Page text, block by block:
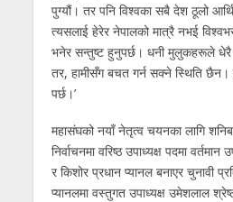
पुग्यौं। तर पनि विश्वका सबै देश ठूलो
त्यसलाई हेरेर नेपालको मात्रै नभई
भनेर सन्तुष्ट हुनुपर्छ। धनी मुलुकहरूले
तर, हामीसँग बचत गर्न सक्ने स्थिति छैन।
पर्छ।’
महासंघको नयाँ नेतृत्व चयनका लागि
निर्वाचनमा वरिष्ठ उपाध्यक्ष पदमा
र किशोर प्रधान प्यानल बनाएर चुनावी
प्यानलमा वस्तुगत उपाध्यक्ष उमेशलाल